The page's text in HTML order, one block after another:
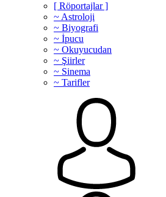
[ Röportajlar ]
~ Astroloji
~ Biyografi
~ İpucu
~ Okuyucudan
~ Şiirler
~ Sinema
~ Tarifler